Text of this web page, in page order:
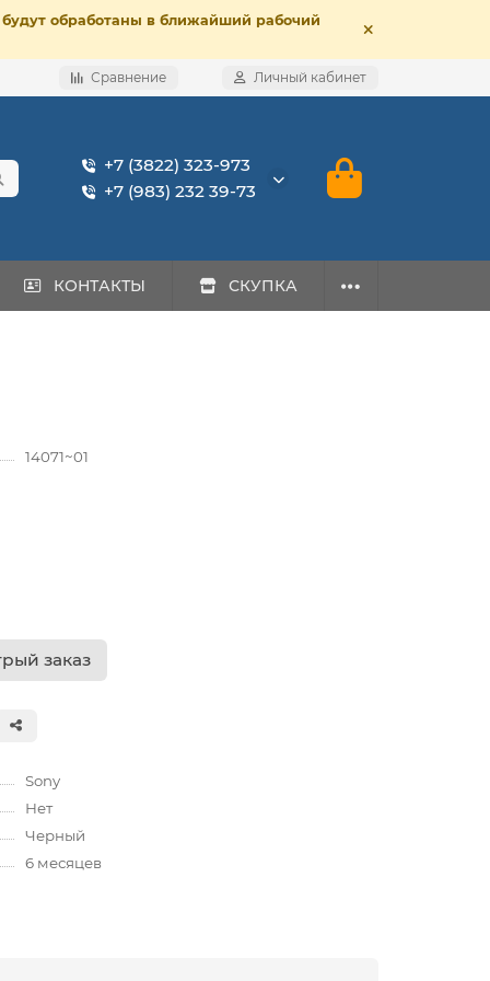
обработаны в ближайший рабочий
Сравнение Личный кабинет
+7 (3822) 323-973
+7 (983) 232 39-73
КОНТАКТЫ СКУПКА
14071~01
заказ
Sony
Нет
Черный
6 месяцев